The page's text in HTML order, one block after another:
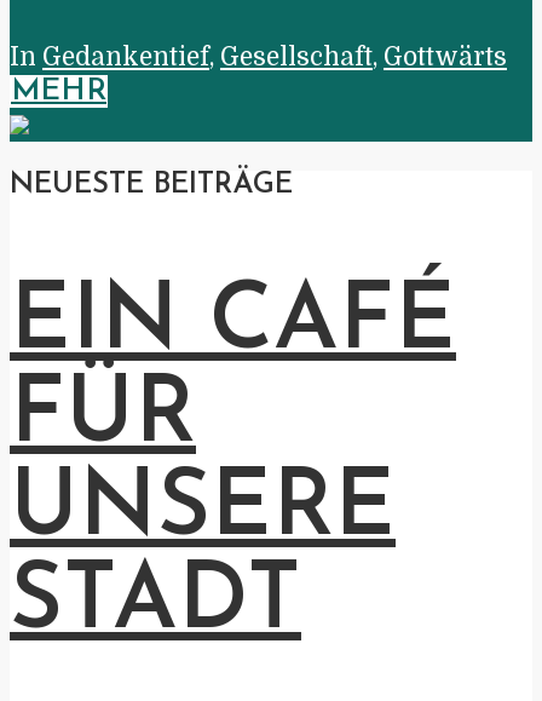
In Gedankentief, Gesellschaft, Gottwärts
MEHR
NEUESTE BEITRÄGE
EIN CAFÉ
FÜR
UNSERE
STADT